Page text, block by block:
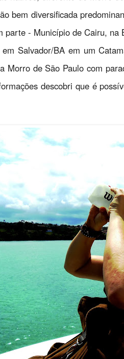
bem diversificada
parte - Município de Cairu, na
em Salvador/BA em um
Morro de São Paulo com
descobri que é